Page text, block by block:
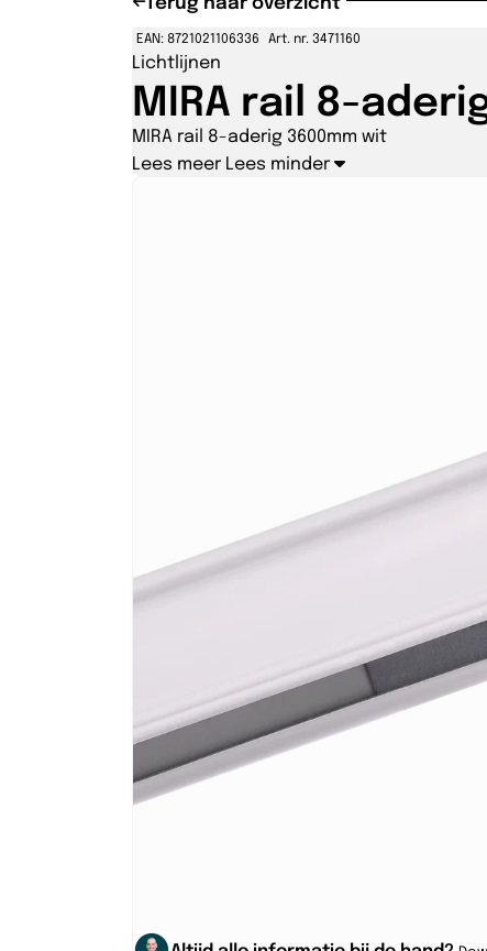
EAN: 8721021106336 Art. nr. 3471160
Lichtlijnen
MIRA rail 8-
MIRA rail 8-aderig 3600mm wit
Lees meer Lees minder